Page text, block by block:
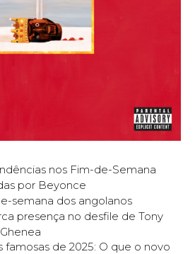
nos Fim-de-Semana
por Beyonce
semana dos angolanos
presença no desfile de Tony
famosas de 2025: O que o novo